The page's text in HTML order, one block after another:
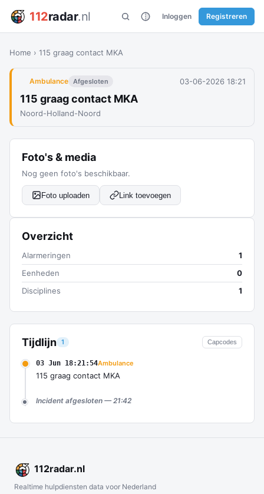
112radar.nl Inloggen Registreren
Home › 115 graag contact MKA
Ambulance Afgesloten 03-06-2026 18:21
115 graag contact MKA
Noord-Holland-Noord
Tijdlijn 1 Capcodes
03 Jun 18:21:54Ambulance
115 graag contact MKA
Incident afgesloten — 21:42
Foto's & media
Nog geen foto's beschikbaar.
Foto uploaden Link toevoegen
Overzicht
Alarmeringen
1
Eenheden
0
Disciplines
1
112radar.nl
Realtime hulpdiensten data voor Nederland